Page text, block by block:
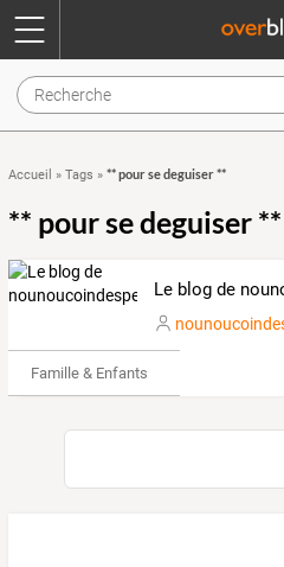
Accueil » Tags » ** pour se deguiser **
** pour se deguiser **
Famille & Enfants